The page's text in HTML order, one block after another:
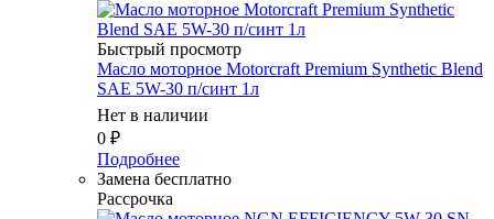
Быстрый просмотр
Масло мотоpное Motorcraft Premium Synthetic Blend
SAE 5W-30 п/синт 1л
Нет в наличии
0 ₽
Подробнее
Замена бесплатно
Рассрочка